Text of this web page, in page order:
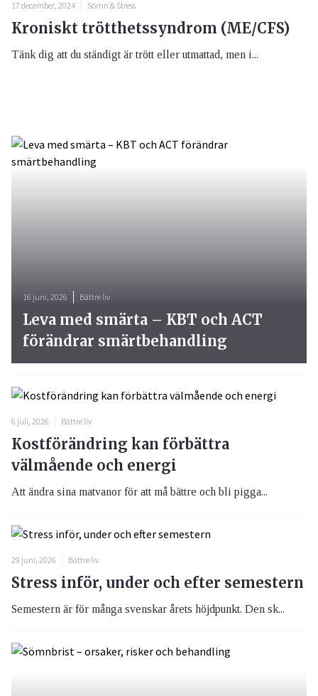
17 december, 2024 Sömn & Stress
Kroniskt trötthetssyndrom (ME/CFS)
Tänk dig att du ständigt är trött eller utmattad, men i...
6 juli, 2026 Bättre liv
Kostförändring kan förbättra
välmående och energi
Att ändra sina matvanor för att må bättre och bli pigga...
29 juni, 2026 Bättre liv
Stress inför, under och efter semestern
Semestern är för många svenskar årets höjdpunkt. Den sk...
16 juni, 2026 Bättre liv
Leva med smärta – KBT och ACT
förändrar smärtbehandling